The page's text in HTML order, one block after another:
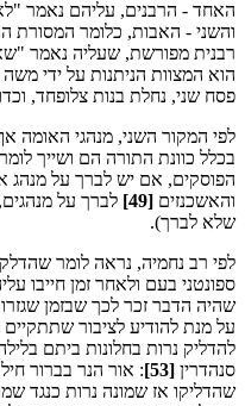
האחד - הרבנים, עליהם נאמר
והשני - האבות, כלומר המסורת
רבנית מפורשת, שעליה נאמר
הוא המצוות הניתנות על ידי
פסח שני, נחלת בנות צלופחד,
לפי המקור השני, מנהגי האומה
בכלל כוונת התורה הם ושייך
הפוסקים, אם יש לברך על מנהג
והאשכנזים [49] לברך על
שלא לברך).
לפי רב נחמיה, נראה לומר
ספונטני בעם ולאחר זמן חייבו
שהיה הדבר זכר לכך שבזמן
על מנת להודיע לציבור
להדליק נרות בחלונות ביתם
סנהדרין [53]
: אור הנר בברור
שהדליקו אז שמונה נרות כנגד